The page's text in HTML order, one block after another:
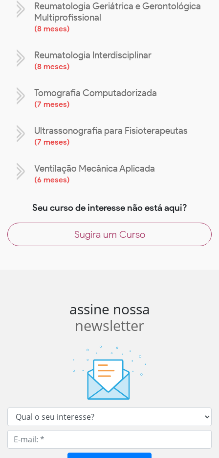
Reumatologia Geriátrica e Gerontológica
Multiprofissional
(8 meses)
Reumatologia Interdisciplinar
(8 meses)
Tomografia Computadorizada
(7 meses)
Ultrassonografia para Fisioterapeutas
(7 meses)
Ventilação Mecânica Aplicada
(6 meses)
Seu curso de interesse não está aqui?
Sugira um Curso
assine nossa
newsletter